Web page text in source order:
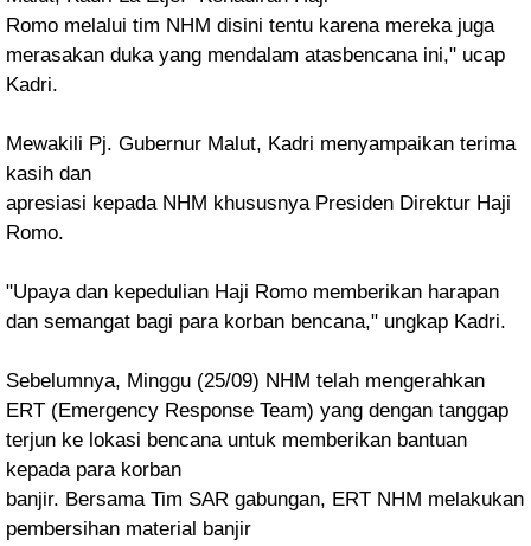
Romo melalui tim NHM disini tentu karena mereka juga
merasakan duka yang mendalam atasbencana ini," ucap
Kadri.
Mewakili Pj. Gubernur Malut, Kadri menyampaikan terima
kasih dan
apresiasi kepada NHM khususnya Presiden Direktur Haji
Romo.
"Upaya dan kepedulian Haji Romo memberikan harapan
dan semangat bagi para korban bencana," ungkap Kadri.
Sebelumnya, Minggu (25/09) NHM telah mengerahkan
ERT (Emergency Response Team) yang dengan tanggap
terjun ke lokasi bencana untuk memberikan bantuan
kepada para korban
banjir. Bersama Tim SAR gabungan, ERT NHM melakukan
pembersihan material banjir